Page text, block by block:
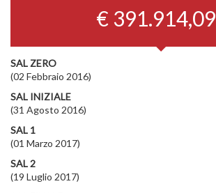
€ 391.914,09
SAL ZERO
(02 Febbraio 2016)
SAL INIZIALE
(31 Agosto 2016)
SAL 1
(01 Marzo 2017)
SAL 2
(19 Luglio 2017)